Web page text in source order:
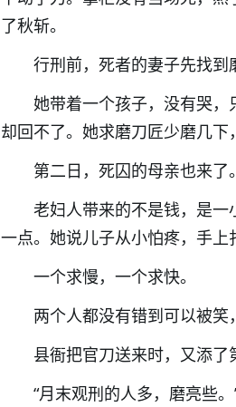
了秋斩。
行刑前，死者的妻子先找到
她带着一个孩子，没有哭，
却回不了。她求磨刀匠少磨几下
第二日，死囚的母亲也来了。
老妇人带来的不是钱，是
一点。她说儿子从小怕疼，手上
一个求慢，一个求快。
两个人都没有错到可以被笑
县衙把官刀送来时，又添了
“月末观刑的人多，磨亮些。